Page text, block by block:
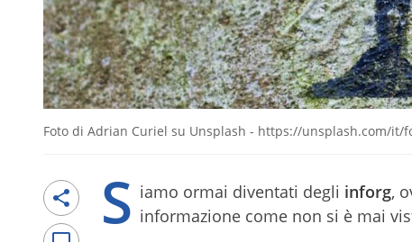
Foto di Adrian Curiel su Unsplash - https://unsplash.com/
S iamo ormai diventati degli inforg,
informazione come non si è mai